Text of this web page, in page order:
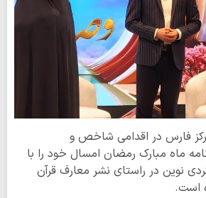
فارس در اقدامی شاخص و
ماه مبارک رمضان امسال خود را با
نوین در راستای نشر معارف قرآن
است.